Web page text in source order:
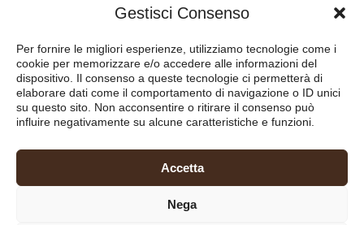
Gestisci Consenso
Per fornire le migliori esperienze, utilizziamo tecnologie come i
cookie per memorizzare e/o accedere alle informazioni del
dispositivo. Il consenso a queste tecnologie ci permetterà di
elaborare dati come il comportamento di navigazione o ID unici
su questo sito. Non acconsentire o ritirare il consenso può
influire negativamente su alcune caratteristiche e funzioni.
Accetta
Nega
Bruni
Tavanti
policy
Cookie
policy
– Piazza Libertà, 8